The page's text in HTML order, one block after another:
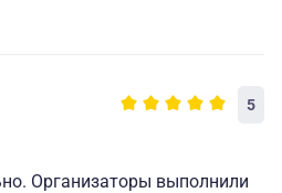
5
Организаторы выполнили